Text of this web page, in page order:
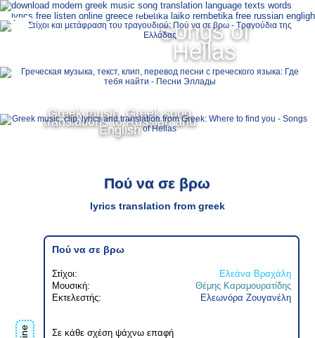
Songs of
Hellas
Greek music, Greek song
translations to Russian and
English
Ελληνικά
Πού να σε βρω
lyrics translation from greek
Πού να σε βρω
Στίχοι:
Ελεάνα Βραχάλη
Μουσική:
Θέμης Καραμουρατίδης
Εκτελεστής:
Ελεωνόρα Ζουγανέλη
Σε κάθε σχέση ψάχνω επαφή